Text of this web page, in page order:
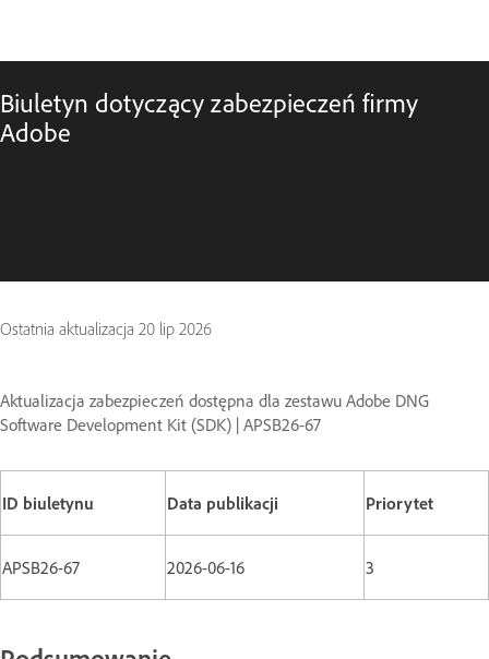
Biuletyn dotyczący zabezpieczeń firmy
Adobe
Ostatnia aktualizacja 20 lip 2026
Aktualizacja zabezpieczeń dostępna dla zestawu Adobe DNG
Software Development Kit (SDK) | APSB26-67
ID biuletynu Data publikacji Priorytet
APSB26-67 2026-06-16 3